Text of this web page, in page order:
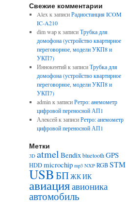
Свежие комментарии
Alex к записиРадиостанция ICOM
IC-A210
dim wapк записиТрубка для
домофона (устройство квартирное
переговорное, модели УКП8 и
УКП7)
Иннокентийк записиТрубка для
домофона (устройство квартирное
переговорное, модели УКП8 и
УКП7)
admin к записиРетро: анемометр
цифровой переносной АП1
Алексейк записиРетро: анемометр
цифровой переносной АП1
Метки
3D atmel BendixbluetoothGPS
HDDmicrochip mp3 NXP RGBSTM
USBБПЖКИК
авиацияавионика
автомобиль